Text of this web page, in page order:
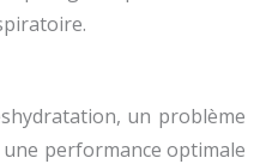
un problème
performance optimale